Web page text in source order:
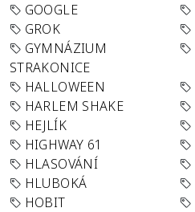
GOOGLE
GROK
GYMNÁZIUM
STRAKONICE
HALLOWEEN
HARLEM SHAKE
HEJLÍK
HIGHWAY 61
HLASOVÁNÍ
HLUBOKÁ
HOBIT